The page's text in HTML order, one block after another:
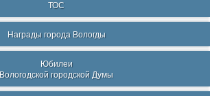
ТОС
Награды города Вологды
Юбилеи
Вологодской городской Думы